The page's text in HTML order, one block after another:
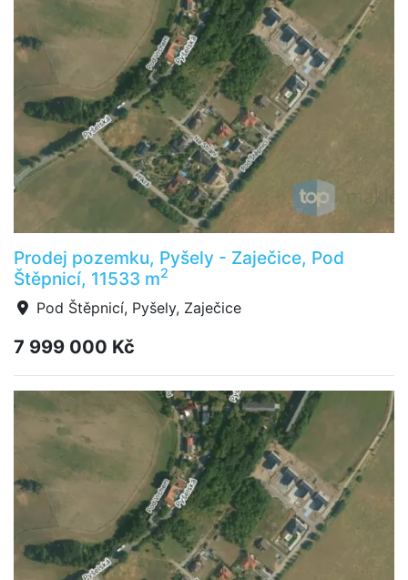
Prodej pozemku, Pyšely - Zaječice, Pod
Štěpnicí, 11533 m2
Pod Štěpnicí, Pyšely, Zaječice
7 999 000 Kč